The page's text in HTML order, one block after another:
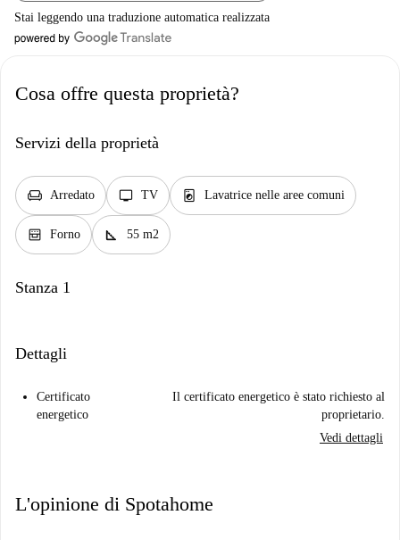
Stai leggendo una traduzione automatica realizzata
Cosa offre questa proprietà?
Servizi della proprietà
chair Arredato tv TV local_laundry_service Lavatrice nelle aree comuni
oven_gen Forno square_foot 55 m2
Stanza 1
Dettagli
Certificato
energetico
Il certificato energetico è stato richiesto al
proprietario.
Vedi dettagli
L'opinione di Spotahome